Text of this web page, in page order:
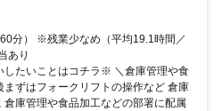
分） ※残業少なめ（平均19.1時間／
あり
たいことはコチラ※ ＼倉庫管理や食
ずはフォークリフトの操作など 倉庫
庫管理や食品加工などの部署に配属